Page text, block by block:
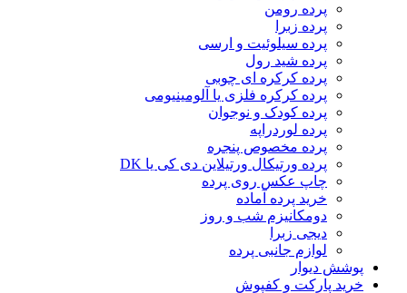
پرده رومن
پرده زبرا
پرده سیلوئیت و ارسی
پرده شید رول
پرده کرکره ای چوبی
پرده کرکره فلزی یا آلومینیومی
پرده کودک و نوجوان
پرده لوردراپه
پرده مخصوص پنجره
پرده ورتیکال ورتیلاین دی کی یا DK
چاپ عکس روی پرده
خرید پرده آماده
دومکانیزم شب و روز
دیجی زبرا
لوازم جانبی پرده
پوشش دیوار
خرید پارکت و کفپوش